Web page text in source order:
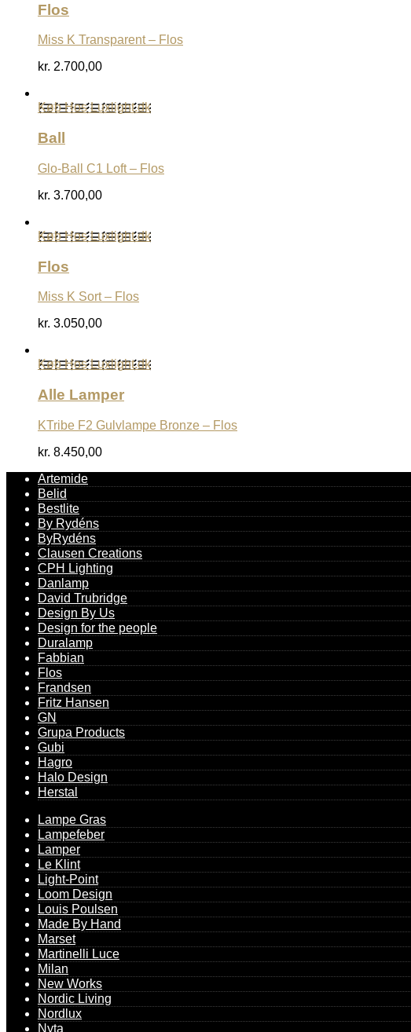
Flos
Miss K Transparent – Flos
kr. 2.700,00
Køb Hos Luxlight.dk
Ball
Glo-Ball C1 Loft – Flos
kr. 3.700,00
Køb Hos Luxlight.dk
Flos
Miss K Sort – Flos
kr. 3.050,00
Køb Hos Luxlight.dk
Alle Lamper
KTribe F2 Gulvlampe Bronze – Flos
kr. 8.450,00
Artemide
Belid
Bestlite
By Rydéns
ByRydéns
Clausen Creations
CPH Lighting
Danlamp
David Trubridge
Design By Us
Design for the people
Duralamp
Fabbian
Flos
Frandsen
Fritz Hansen
GN
Grupa Products
Gubi
Hagro
Halo Design
Herstal
Lampe Gras
Lampefeber
Lamper
Le Klint
Light-Point
Loom Design
Louis Poulsen
Made By Hand
Marset
Martinelli Luce
Milan
New Works
Nordic Living
Nordlux
Nyta